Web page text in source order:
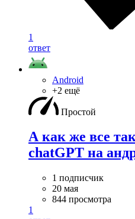
1
ответ
Android
+2 ещё
Простой
А как же все
chatGPT на
1 подписчик
20 мая
844 просмотра
1